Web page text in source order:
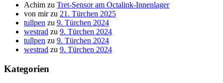
Achim zu Tret-Sensor am Octalink-Innenlager
von mirzu 21. Türchen 2025
tullpen zu 9. Türchen 2024
westrad zu 9. Türchen 2024
tullpen zu 9. Türchen 2024
westrad zu 9. Türchen 2024
Kategorien